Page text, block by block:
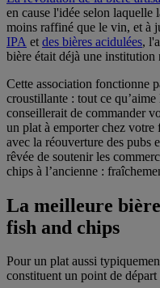
en cause l'idée selon laquelle
moins raffiné que le vin, et à
IPA et des bières acidulées,
bière était déjà une institution
Cette association fonctionne
croustillante : tout ce
conseillerait de commander
un plat à emporter chez votre
avec la réouverture des pubs
rêvée de soutenir les
chips à l’ancienne :
La meilleure
fish and chips
Pour un plat aussi
constituent un point de